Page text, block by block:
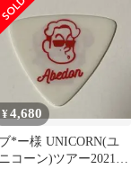
¥4,680
ブ*ー様 UNICORN(ユ
ニコーン)ツアー2021